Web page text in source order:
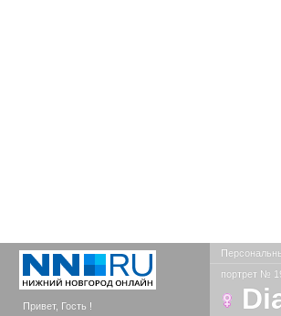
Привет, Гость !
портрет №